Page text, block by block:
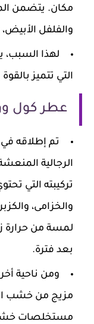
مكان. يتضمن
والفلفل الأبيض،
لهذا السبب،
التي تتميز بالقوة
عطر كول
الرجالية
تركيبته التي
والخزامى،
لمسة من حرارة
بعد فترة.
ومن ناحية
مزيج من خشب
مستخلصات